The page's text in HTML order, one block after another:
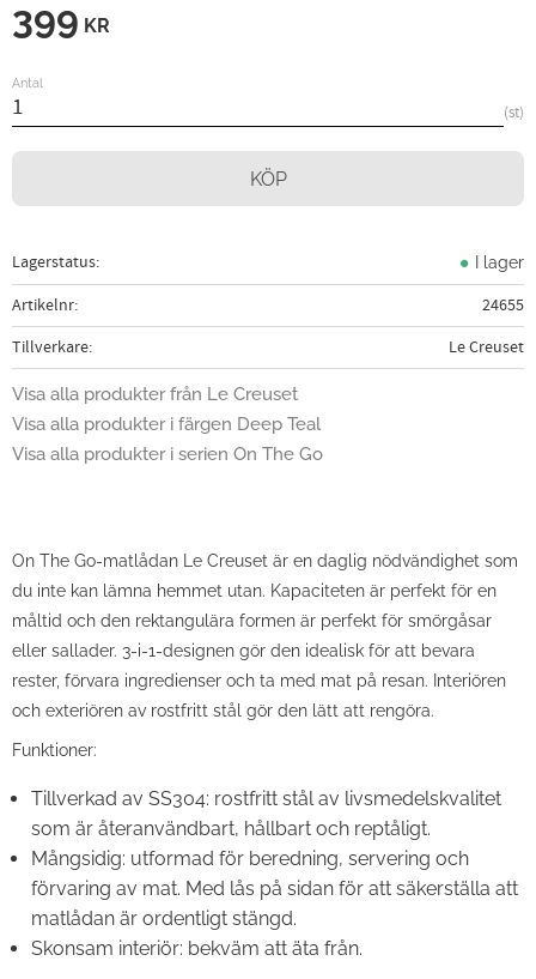
399 KR
Antal
st
KÖP
Lagerstatus I lager
Artikelnr
24655
Tillverkare
Le Creuset
Visa alla produkter från Le Creuset
Visa alla produkter i färgen Deep Teal
Visa alla produkter i serien On The Go
On The Go-matlådan Le Creuset är en daglig nödvändighet som
du inte kan lämna hemmet utan. Kapaciteten är perfekt för en
måltid och den rektangulära formen är perfekt för smörgåsar
eller sallader. 3-i-1-designen gör den idealisk för att bevara
rester, förvara ingredienser och ta med mat på resan. Interiören
och exteriören av rostfritt stål gör den lätt att rengöra.
Funktioner:
Tillverkad av SS304: rostfritt stål av livsmedelskvalitet
som är återanvändbart, hållbart och reptåligt.
Mångsidig: utformad för beredning, servering och
förvaring av mat. Med lås på sidan för att säkerställa att
matlådan är ordentligt stängd.
Skonsam interiör: bekväm att äta från.